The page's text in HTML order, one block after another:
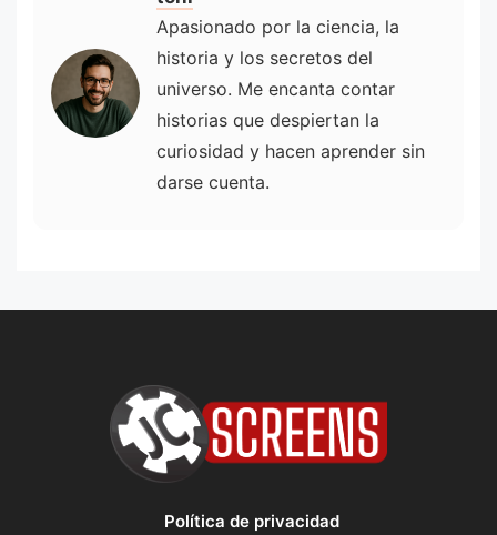
Apasionado por la ciencia, la
historia y los secretos del
universo. Me encanta contar
historias que despiertan la
curiosidad y hacen aprender sin
darse cuenta.
Política de privacidad